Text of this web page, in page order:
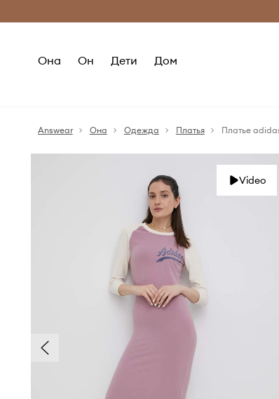
Бесплатная доставка из ЕС (от
Она Он Дети Дом
Answear Она Одежда Платья Платье
Video